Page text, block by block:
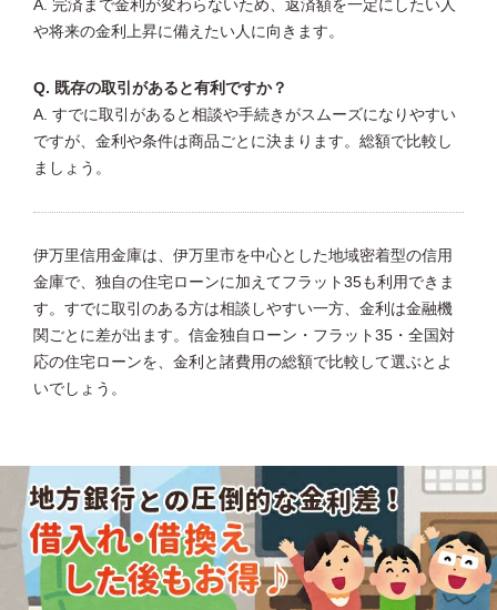
A. 完済まで金利が変わらないため、返済額を一定にしたい人
や将来の金利上昇に備えたい人に向きます。
Q. 既存の取引があると有利ですか？
A. すでに取引があると相談や手続きがスムーズになりやすい
ですが、金利や条件は商品ごとに決まります。総額で比較し
ましょう。
伊万里信用金庫は、伊万里市を中心とした地域密着型の信用
金庫で、独自の住宅ローンに加えてフラット35も利用できま
す。すでに取引のある方は相談しやすい一方、金利は金融機
関ごとに差が出ます。信金独自ローン・フラット35・全国対
応の住宅ローンを、金利と諸費用の総額で比較して選ぶとよ
いでしょう。